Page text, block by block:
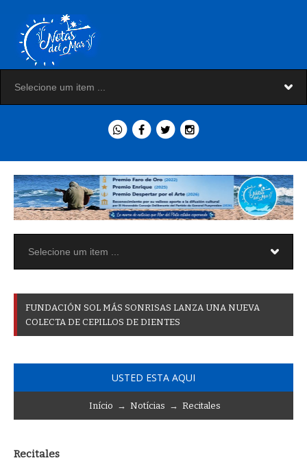
FUNDACIÓN SOL MÁS SONRISAS LANZA UNA NUEVA
COLECTA DE CEPILLOS DE DIENTES
USTED ESTA AQUI
Início → Notícias → Recitales
Recitales